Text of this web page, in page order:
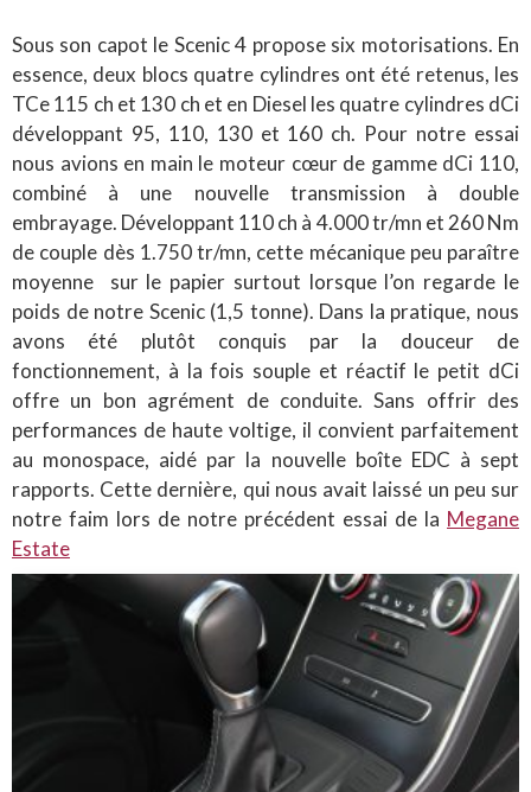
Sous son capot le Scenic 4 propose six motorisations. En
essence, deux blocs quatre cylindres ont été retenus, les
TCe 115 ch et 130 ch et en Diesel les quatre cylindres dCi
développant 95, 110, 130 et 160 ch. Pour notre essai
nous avions en main le moteur cœur de gamme dCi 110,
combiné à une nouvelle transmission à double
embrayage. Développant 110 ch à 4.000 tr/mn et 260 Nm
de couple dès 1.750 tr/mn, cette mécanique peu paraître
moyenne sur le papier surtout lorsque l’on regarde le
poids de notre Scenic (1,5 tonne). Dans la pratique, nous
avons été plutôt conquis par la douceur de
fonctionnement, à la fois souple et réactif le petit dCi
offre un bon agrément de conduite. Sans offrir des
performances de haute voltige, il convient parfaitement
au monospace, aidé par la nouvelle boîte EDC à sept
rapports. Cette dernière, qui nous avait laissé un peu sur
notre faim lors de notre précédent essai de la Megane
Estate